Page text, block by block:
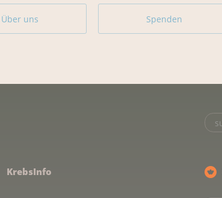
Über uns Spenden
KrebsInfo